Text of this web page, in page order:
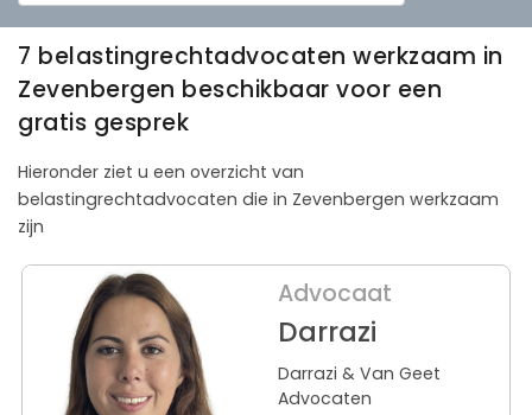
7 belastingrechtadvocaten werkzaam in
Zevenbergen beschikbaar voor een
gratis gesprek
Hieronder ziet u een overzicht van
belastingrechtadvocaten die in Zevenbergen werkzaam
zijn
Advocaat
Darrazi
Darrazi & Van Geet
Advocaten